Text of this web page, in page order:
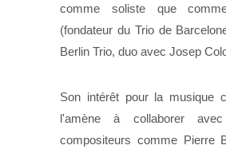
comme soliste que
(fondateur du Trio de
Berlin Trio, duo avec Josep
Son intérêt pour la musique
l'amène à collaborer
compositeurs comme Pierre